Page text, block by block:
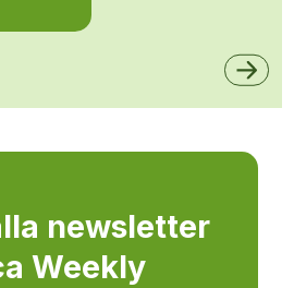
newsletter
Weekly